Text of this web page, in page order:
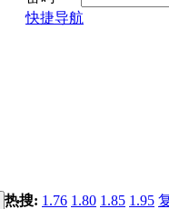
快捷导航
热搜: 1.76 1.80 1.85 1.95